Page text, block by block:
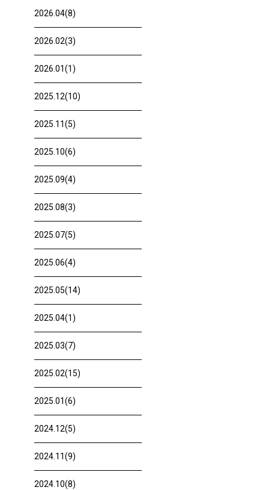
2026.04(8)
2026.02(3)
2026.01(1)
2025.12(10)
2025.11(5)
2025.10(6)
2025.09(4)
2025.08(3)
2025.07(5)
2025.06(4)
2025.05(14)
2025.04(1)
2025.03(7)
2025.02(15)
2025.01(6)
2024.12(5)
2024.11(9)
2024.10(8)